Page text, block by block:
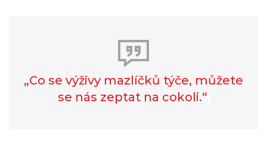
„Co se výživy mazlíčků týče, můžete
se nás zeptat na cokoli.“